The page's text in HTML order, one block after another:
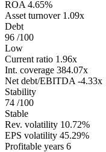
ROA 4.65%
Asset turnover 1.09x
Debt
96 /100
Low
Current ratio 1.96x
Int. coverage 384.07x
Net debt/EBITDA -4.33x
Stability
74 /100
Stable
Rev. volatility 10.72%
EPS volatility 45.29%
Profitable years 6